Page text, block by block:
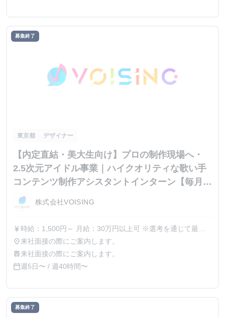
募集終了
東京都 デザイナー
【内定直結・美大生向け】プロの制作現場へ・
2.5次元アイドル事業｜ハイクオリティな歌い手
コンテンツ制作アシスタントインターン【毎月昇
給の機会あり！時給1500円〜／月収30万以上
可】
株式会社VOISING
currency_yen 時給：1,500円～ 月給：30万円以上可 ※選考を通じて最終
的なオファー金額が調整（上振れ・下振れ）されることがご
ざいます。 ご経験や専門スキル（動画編集・デザイン）を
もとに最終的な報酬を決定いたします。 ※インターン期間
中の貢献度や成果に応じて、昇給の機会があります。 ※交
place 来社面接の際にご案内します。
train 来社面接の際にご案内します。
calendar_today週5日〜 / 週40時間〜
募集終了